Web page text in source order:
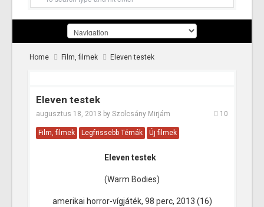
Home Film, filmek Eleven testek
Eleven testek
augusztus 18, 2013 by Szolcsány Mirjám 10
Film, filmek Legfrissebb Témák Új filmek
Eleven testek
(Warm Bodies)
amerikai horror-vígjáték, 98 perc, 2013 (16)